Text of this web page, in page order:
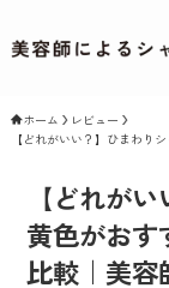
ホーム
レビュー
【どれがいい？】ひまわり
【どれが
黄色がおす
比較｜美容